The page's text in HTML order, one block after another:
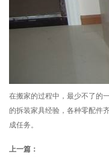
在搬家的过程中，最少不了的
的拆装家具经验，各种零配件
成任务。
上一篇：